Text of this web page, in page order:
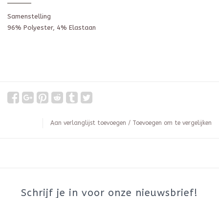
Samenstelling
96% Polyester, 4% Elastaan
Aan verlanglijst toevoegen / Toevoegen om te vergelijken
Schrijf je in voor onze nieuwsbrief!